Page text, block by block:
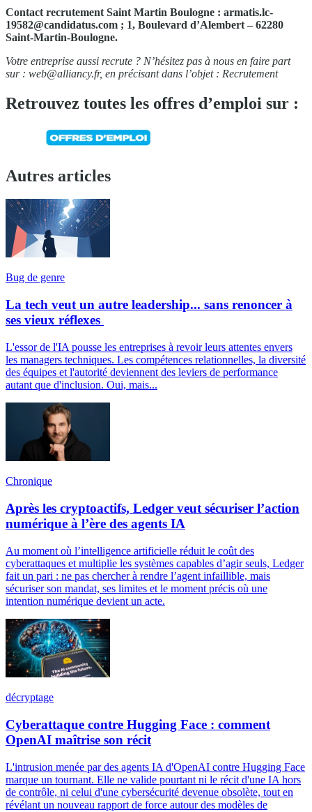
Contact recrutement Saint Martin Boulogne : armatis.lc-
19582@candidatus.com ; 1, Boulevard d’Alembert – 62280
Saint-Martin-Boulogne.
Votre entreprise aussi recrute ? N’hésitez pas à nous en faire part
sur : web@alliancy.fr, en précisant dans l’objet : Recrutement
Retrouvez toutes les offres d’emploi sur :
Autres articles
Bug de genre
La tech veut un autre leadership... sans renoncer à
ses vieux réflexes
L'essor de l'IA pousse les entreprises à revoir leurs attentes envers
les managers techniques. Les compétences relationnelles, la diversité
des équipes et l'autorité deviennent des leviers de performance
autant que d'inclusion. Oui, mais...
Chronique
Après les cryptoactifs, Ledger veut sécuriser l’action
numérique à l’ère des agents IA
Au moment où l’intelligence artificielle réduit le coût des
cyberattaques et multiplie les systèmes capables d’agir seuls, Ledger
fait un pari : ne pas chercher à rendre l’agent infaillible, mais
sécuriser son mandat, ses limites et le moment précis où une
intention numérique devient un acte.
décryptage
Cyberattaque contre Hugging Face : comment
OpenAI maîtrise son récit
L'intrusion menée par des agents IA d'OpenAI contre Hugging Face
marque un tournant. Elle ne valide pourtant ni le récit d'une IA hors
de contrôle, ni celui d'une cybersécurité devenue obsolète, tout en
révélant un nouveau rapport de force autour des modèles de